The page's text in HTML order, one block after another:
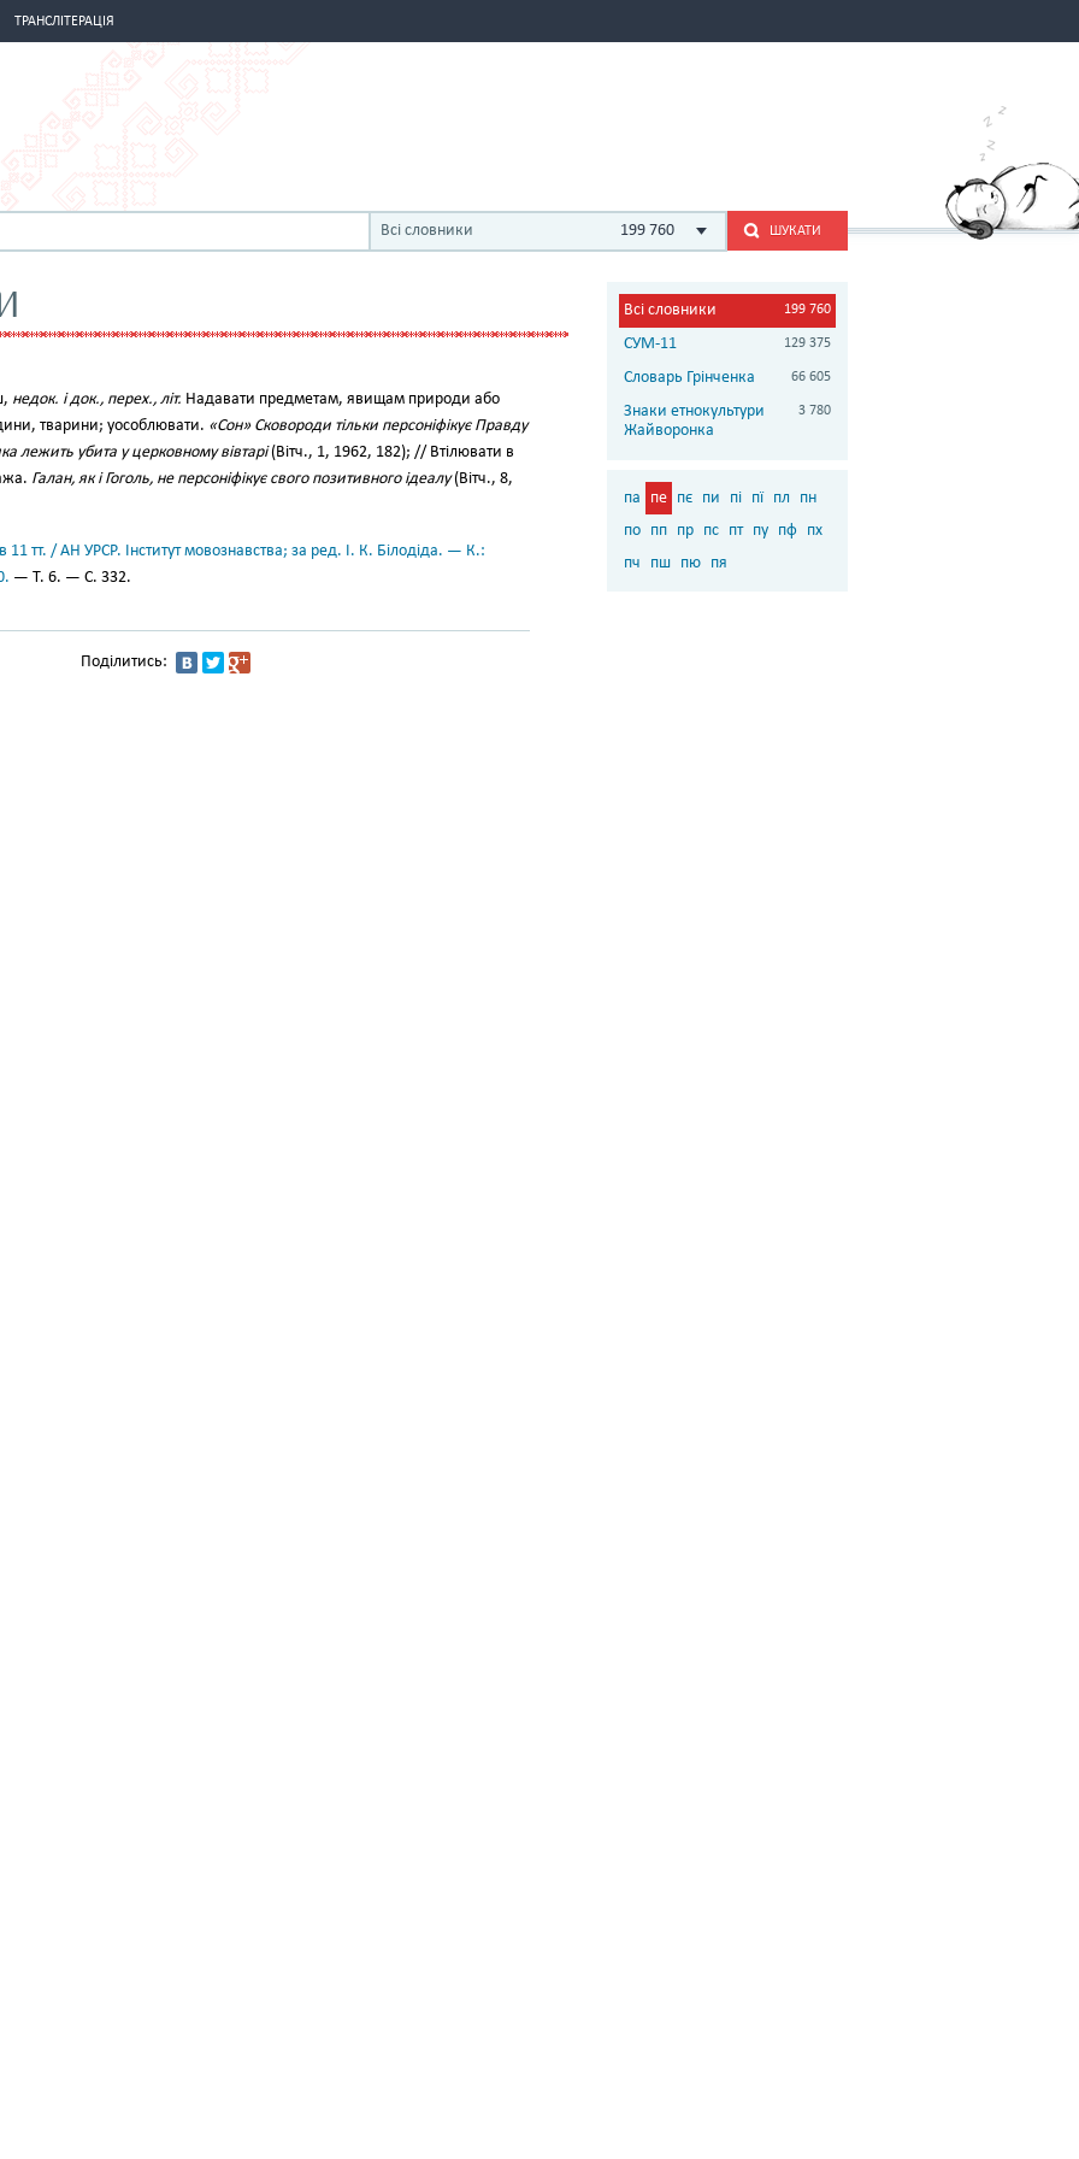
ТРАНСЛІТЕРАЦІЯ
Всі словники 199 760 ШУКАТИ
недок. і док., перех., літ. Надавати предметам, явищам природи або
тварини; уособлювати. «Сон» Сковороди тільки персоніфікує Правду
лежить убита у церковному вівтарі(Вітч., 1, 1962, 182); // Втілювати в
Галан, як і Гоголь, не персоніфікує свого позитивного ідеалу(Вітч., 8,
11 тт. / АН УРСР. Інститут мовознавства; за ред. І. К. Білодіда. — К.:
— Т. 6. — С. 332.
Поділитись:
Всі словники 199 760
СУМ-11 129 375
Словарь Грінченка 66 605
Знаки етнокультури
Жайворонка
3 780
па пе пє пи пі пї пл
пн
по пп пр пс пт пу пф пх
пч
пш пю пя